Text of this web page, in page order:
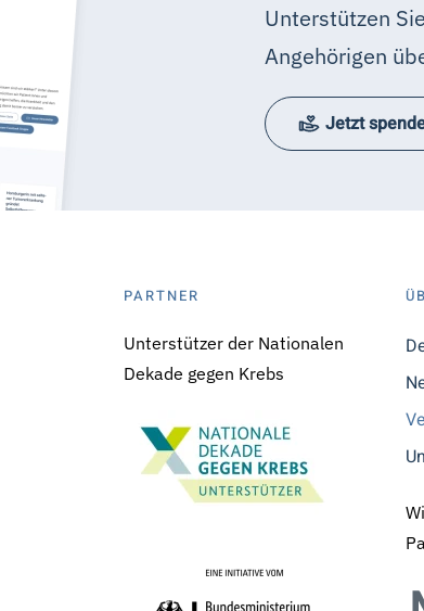
Unterstützen
Angehörigen
Jetzt
PARTNER
Unterstützer der Nationalen
Dekade gegen Krebs